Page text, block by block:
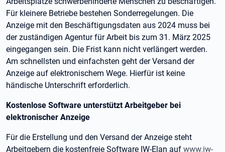
Für kleinere Betriebe bestehen Sonderregelungen. Die
Anzeige mit den Beschäftigungsdaten aus 2024 muss bei
der zuständigen Agentur für Arbeit bis zum 31. März 2025
eingegangen sein. Die Frist kann nicht verlängert werden.
Am schnellsten und einfachsten geht der Versand der
Anzeige auf elektronischem Wege. Hierfür ist keine
händische Unterschrift erforderlich.
Kostenlose Software unterstützt Arbeitgeber bei
elektronischer Anzeige
Für die Erstellung und den Versand der Anzeige steht
Arbeitgebern die kostenfreie Software IW-Elan auf www.iw-